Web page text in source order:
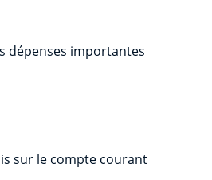
dépenses importantes
sur le compte courant